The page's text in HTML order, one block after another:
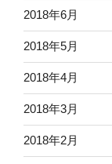
2018年6月
2018年5月
2018年4月
2018年3月
2018年2月